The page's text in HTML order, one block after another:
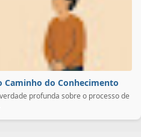
Caminho do Conhecimento
profunda sobre o processo de